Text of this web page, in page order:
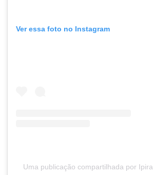
Ver essa foto no Instagram
Uma publicação compartilhada por